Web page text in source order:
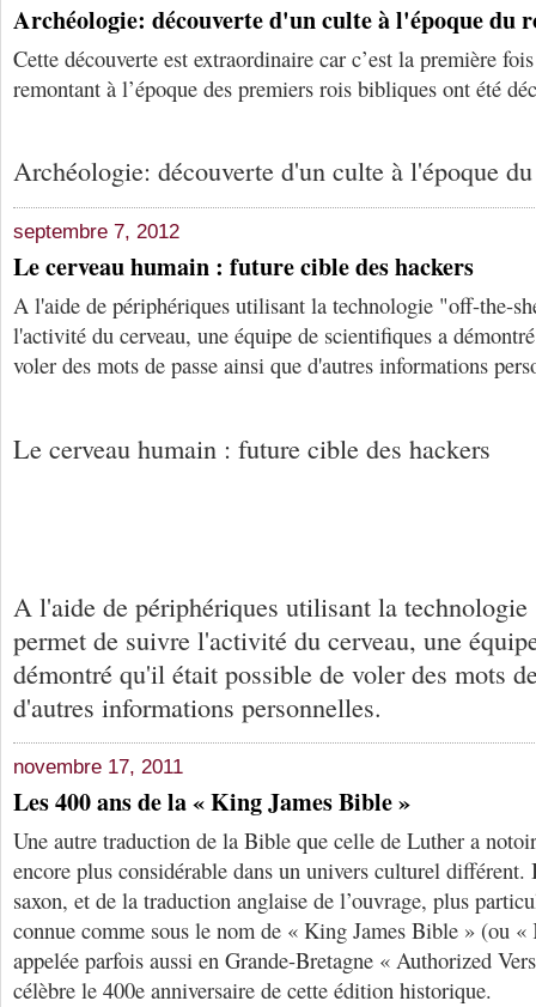
Archéologie: découverte d'un culte à l'époque du
Cette découverte est extraordinaire car c’est la première
remontant à l’époque des premiers rois bibliques ont été
Archéologie: découverte d'un culte à l'époque
septembre 7, 2012
Le cerveau humain : future cible des hackers
A l'aide de périphériques utilisant la technologie "off-the-
l'activité du cerveau, une équipe de scientifiques a
voler des mots de passe ainsi que d'autres informations
Le cerveau humain : future cible des hackers
A l'aide de périphériques utilisant la
permet de suivre l'activité du cerveau, une
démontré qu'il était possible de voler des mots
d'autres informations personnelles.
novembre 17, 2011
Les 400 ans de la « King James Bible »
Une autre traduction de la Bible que celle de Luther a
encore plus considérable dans un univers culturel différent.
saxon, et de la traduction anglaise de l’ouvrage, plus
connue comme sous le nom de « King James Bible » (ou
appelée parfois aussi en Grande-Bretagne « Authorized
célèbre le 400e anniversaire de cette édition historique.